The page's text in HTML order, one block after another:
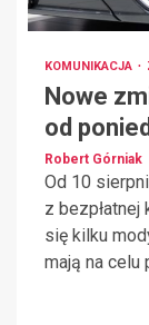
KOMUNIKACJA
Nowe
od
Robert Górniak
Od 10
z
się kilku
mają na celu